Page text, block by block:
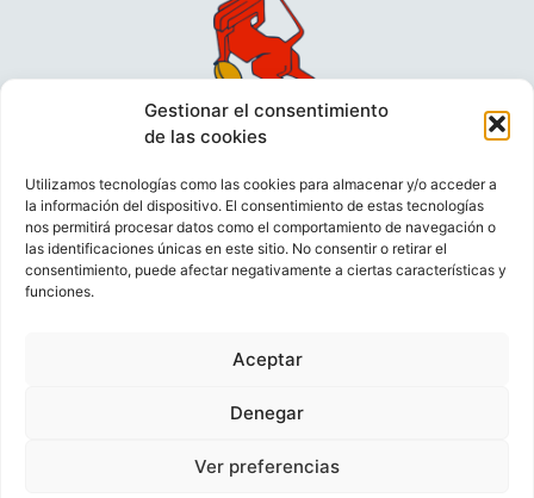
Gestionar el consentimiento
de las cookies
Utilizamos tecnologías como las cookies para almacenar y/o acceder a
la información del dispositivo. El consentimiento de estas tecnologías
nos permitirá procesar datos como el comportamiento de navegación o
las identificaciones únicas en este sitio. No consentir o retirar el
consentimiento, puede afectar negativamente a ciertas características y
funciones.
Aceptar
Denegar
Ver preferencias
VIDEOCONFERENCIAS
POLÍTICA DE PRIVACIDAD
CONTACTO
© FEDERACIÓN ESPAÑOLA DE RUGBY 2023.